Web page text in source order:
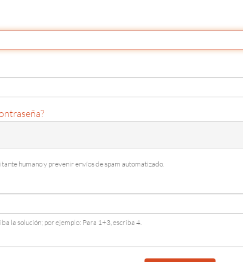
humano y prevenir envíos de spam automatizado.
la solución; por ejemplo: Para 1+3, escriba 4.